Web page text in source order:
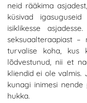
neid rääkima
küsivad
isiklikesse
seksuaalteraapiast
turvalise koha, kus
lõdvestunud, nii et
kliendid ei ole valmis.
kunagi inimesi
hukka.